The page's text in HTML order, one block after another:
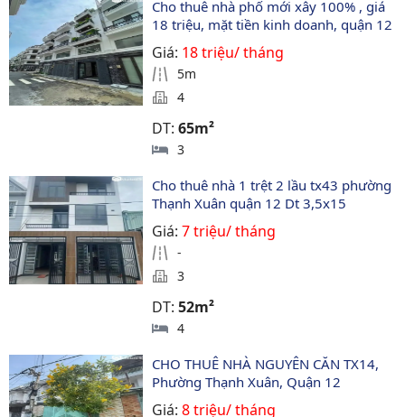
Cho thuê nhà phố mới xây 100% , giá
18 triệu, mặt tiền kinh doanh, quận 12
Giá: 18 triệu/ tháng
5m
4
DT:65m²
3
Cho thuê nhà 1 trệt 2 lầu tx43 phường
Thạnh Xuân quận 12 Dt 3,5x15
Giá:7 triệu/ tháng
-
3
DT:52m²
4
CHO THUÊ NHÀ NGUYÊN CĂN TX14,
Phường Thạnh Xuân, Quận 12
Giá:8 triệu/ tháng